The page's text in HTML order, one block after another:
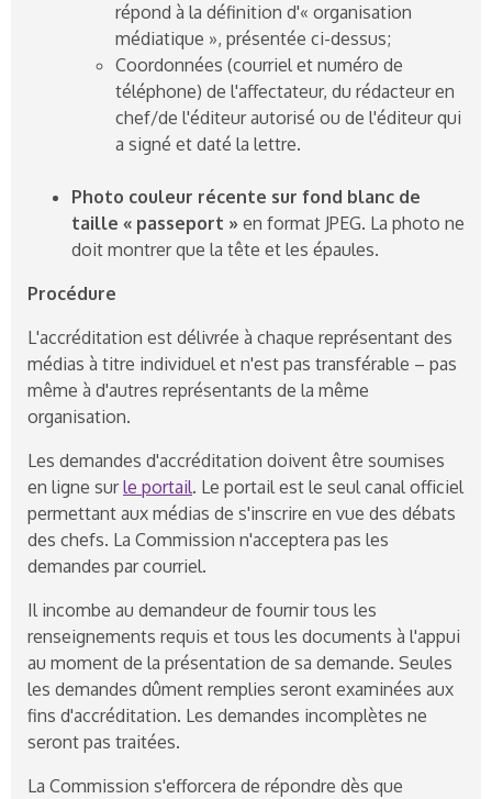
répond à la définition d'« organisation
médiatique », présentée ci-dessus;
Coordonnées (courriel et numéro de
téléphone) de l'affectateur, du rédacteur en
chef/de l'éditeur autorisé ou de l'éditeur qui
a signé et daté la lettre.
Photo couleur récente sur fond blanc de
taille « passeport » en format JPEG. La photo ne
doit montrer que la tête et les épaules.
Procédure
L'accréditation est délivrée à chaque représentant des
médias à titre individuel et n'est pas transférable – pas
même à d'autres représentants de la même
organisation.
Les demandes d'accréditation doivent être soumises
en ligne surle portail. Le portail est le seul canal officiel
permettant aux médias de s'inscrire en vue des débats
des chefs. La Commission n'acceptera pas les
demandes par courriel.
Il incombe au demandeur de fournir tous les
renseignements requis et tous les documents à l'appui
au moment de la présentation de sa demande. Seules
les demandes dûment remplies seront examinées aux
fins d'accréditation. Les demandes incomplètes ne
seront pas traitées.
La Commission s'efforcera de répondre dès que